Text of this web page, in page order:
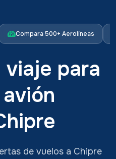
Compara 500+ Aerolíneas
viaje para
de vuelos a Chipre